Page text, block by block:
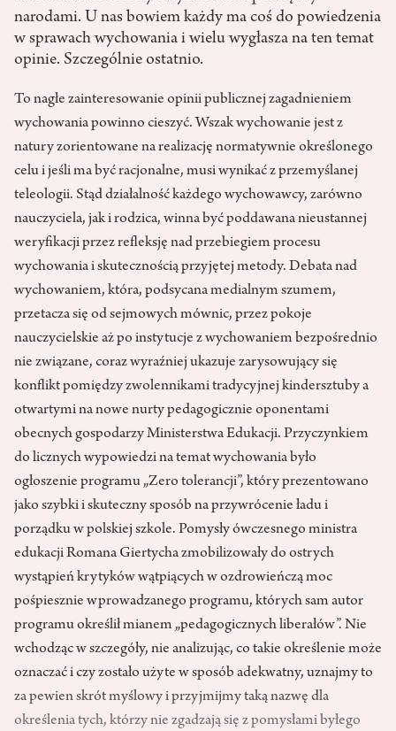
narodami. U nas bowiem każdy ma coś do powiedzenia
w sprawach wychowania i wielu wygłasza na ten temat
opinie. Szczególnie ostatnio.
To nagłe zainteresowanie opinii publicznej zagadnieniem
wychowania powinno cieszyć. Wszak wychowanie jest z
natury zorientowane na realizację normatywnie określonego
celu i jeśli ma być racjonalne, musi wynikać z przemyślanej
teleologii. Stąd działalność każdego wychowawcy, zarówno
nauczyciela, jak i rodzica, winna być poddawana nieustannej
weryfikacji przez refleksję nad przebiegiem procesu
wychowania i skutecznością przyjętej metody. Debata nad
wychowaniem, która, podsycana medialnym szumem,
przetacza się od sejmowych mównic, przez pokoje
nauczycielskie aż po instytucje z wychowaniem bezpośrednio
nie związane, coraz wyraźniej ukazuje zarysowujący się
konflikt pomiędzy zwolennikami tradycyjnej kindersztuby a
otwartymi na nowe nurty pedagogicznie oponentami
obecnych gospodarzy Ministerstwa Edukacji. Przyczynkiem
do licznych wypowiedzi na temat wychowania było
ogłoszenie programu „Zero tolerancji”, który prezentowano
jako szybki i skuteczny sposób na przywrócenie ładu i
porządku w polskiej szkole. Pomysły ówczesnego ministra
edukacji Romana Giertycha zmobilizowały do ostrych
wystąpień krytyków wątpiących w ozdrowieńczą moc
pośpiesznie wprowadzanego programu, których sam autor
programu określił mianem „pedagogicznych liberałów”. Nie
wchodząc w szczegóły, nie analizując, co takie określenie może
oznaczać i czy zostało użyte w sposób adekwatny, uznajmy to
za pewien skrót myślowy i przyjmijmy taką nazwę dla
określenia tych, którzy nie zgadzają się z pomysłami byłego